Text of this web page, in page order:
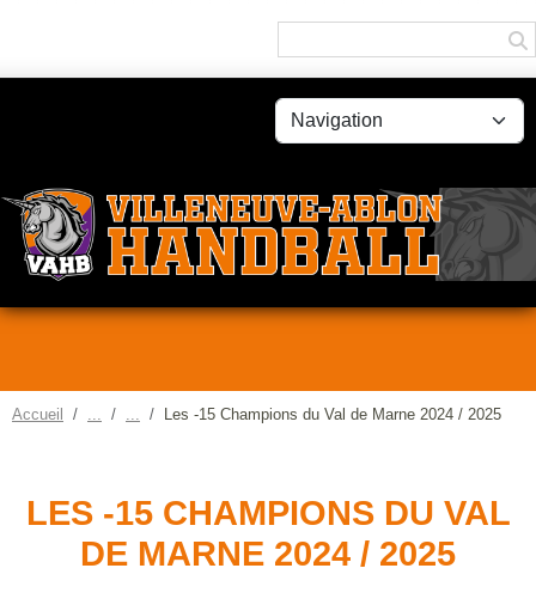
Accueil Les -15 Champions du Val de Marne 2024 / 2025
LES -15 CHAMPIONS DU VAL
DE MARNE 2024 / 2025